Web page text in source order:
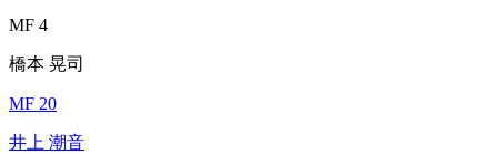
MF 4
橋本 晃司
MF 20
井上 潮音